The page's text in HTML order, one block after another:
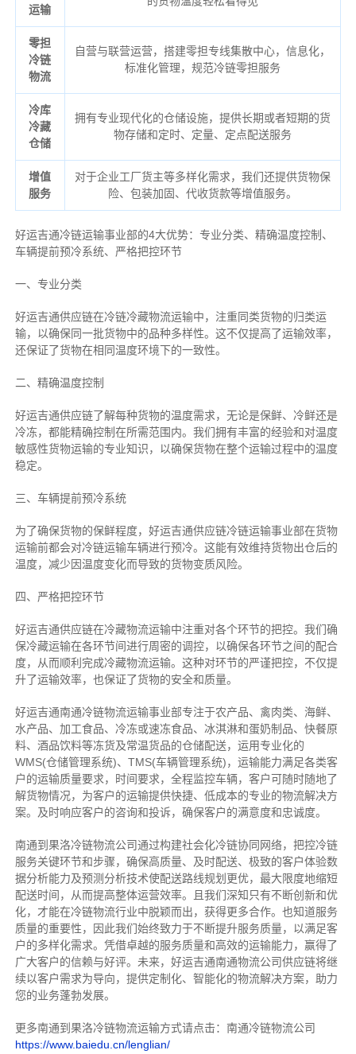
运输
零担
冷链
物流
自营与联营运营，搭建零担专线集散中心，信息化，
标准化管理，规范冷链零担服务
冷库
冷藏
仓储
拥有专业现代化的仓储设施，提供长期或者短期的货
物存储和定时、定量、定点配送服务
增值
服务
对于企业工厂货主等多样化需求，我们还提供货物保
险、包装加固、代收货款等增值服务。
好运吉通冷链运输事业部的4大优势： 专业分类、 精确温度控制、
车辆提前预冷系统、 严格把控环节
一、专业分类
好运吉通供应链在冷链冷藏物流运输中，注重同类货物的归类运
输，以确保同一批货物中的品种多样性。这不仅提高了运输效率，
还保证了货物在相同温度环境下的一致性。
二、 精确温度控制
好运吉通供应链了解每种货物的温度需求，无论是保鲜、冷鲜还是
冷冻，都能精确控制在所需范围内。我们拥有丰富的经验和对温度
敏感性货物运输的专业知识，以确保货物在整个运输过程中的温度
稳定。
三、车辆提前预冷系统
为了确保货物的保鲜程度，好运吉通供应链冷链运输事业部在货物
运输前都会对冷链运输车辆进行预冷。这能有效维持货物出仓后的
温度，减少因温度变化而导致的货物变质风险。
四、严格把控环节
好运吉通供应链在冷藏物流运输中注重对各个环节的把控。我们确
保冷藏运输在各环节间进行周密的调控，以确保各环节之间的配合
度，从而顺利完成冷藏物流运输。这种对环节的严谨把控，不仅提
升了运输效率，也保证了货物的安全和质量。
好运吉通南通冷链物流运输事业部专注于农产品、禽肉类、海鲜、
水产品、加工食品、冷冻或速冻食品、冰淇淋和蛋奶制品、快餐原
料、酒品饮料等冻货及常温货品的仓储配送，运用专业化的
WMS(仓储管理系统)、TMS(车辆管理系统)，运输能力满足各类客
户的运输质量要求，时间要求，全程监控车辆，客户可随时随地了
解货物情况，为客户的运输提供快捷、低成本的专业的物流解决方
案。及时响应客户的咨询和投诉，确保客户的满意度和忠诚度。
南通到果洛冷链物流公司通过构建社会化冷链协同网络，把控冷链
服务关键环节和步骤，确保高质量、及时配送、极致的客户体验数
据分析能力及预测分析技术使配送路线规划更优，最大限度地缩短
配送时间，从而提高整体运营效率。且 我们深知 只有不断创新和优
化，才能在冷链物流行业中脱颖而出，获得更多合作。也知道服务
质量的重要性，因此我们始终致力于不断提升服务质量，以满足客
户的多样化需求。 凭借卓越的服务质量和高效的运输能力，赢得了
广大客户的信赖与好评。 未来，好运吉通南通物流公司供应链将继
续以客户需求为导向，提供定制化、智能化的物流解决方案，助力
您的业务蓬勃发展。
更多南通到果洛冷链物流运输方式请点击：南通冷链物流公司
https://www.baiedu.cn/lenglian/